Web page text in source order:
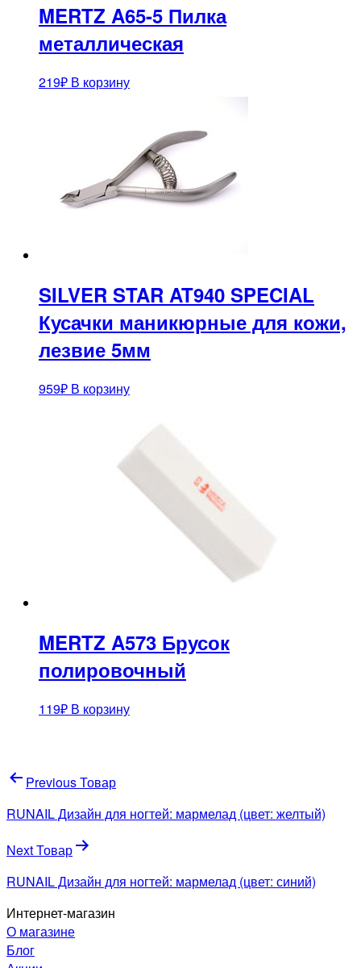
MERTZ A65-5 Пилка
металлическая
219₽ В корзину
SILVER STAR AT940 SPECIAL
Кусачки маникюрные для кожи,
лезвие 5мм
959₽ В корзину
MERTZ A573 Брусок
полировочный
119₽ В корзину
Навигация
по
записям
Previous Товар
RUNAIL Дизайн для ногтей: мармелад (цвет: желтый)
Next Товар
RUNAIL Дизайн для ногтей: мармелад (цвет: синий)
Интернет-магазин
О магазине
Блог